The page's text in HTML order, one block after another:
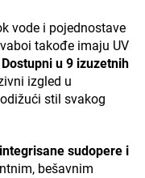
vode i pojednostave
takođe imaju UV
Dostupni u 9 izuzetnih
izgled u
stil svakog
integrisane sudopere i
bešavnim